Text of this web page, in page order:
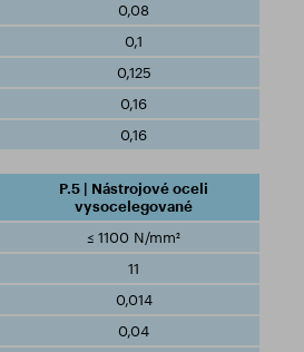
0,08
0,1
0,125
0,16
0,16
P.5 | Nástrojové oceli
vysocelegované
≤ 1100 N/mm²
11
0,014
0,04